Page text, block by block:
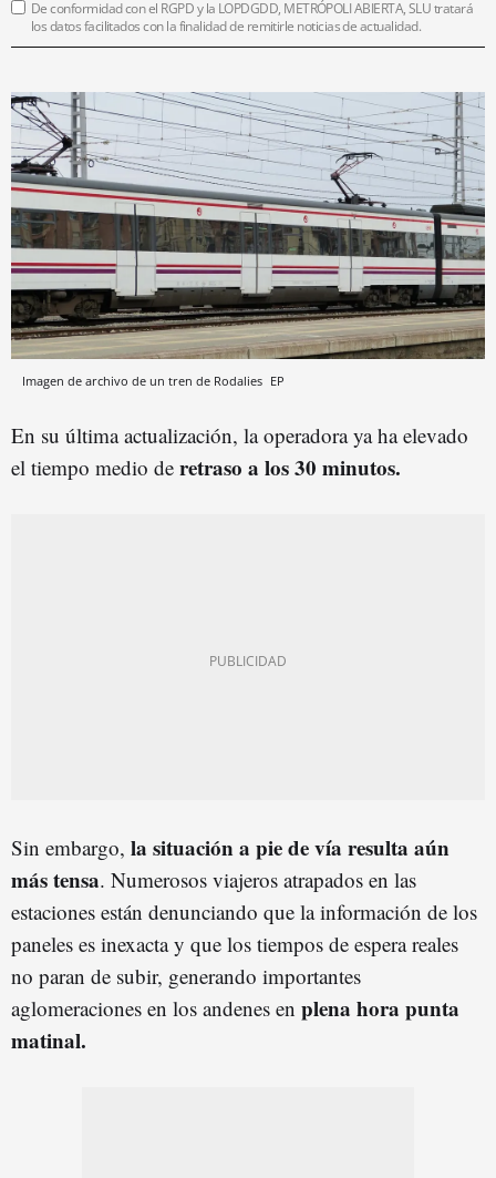
De conformidad con el RGPD y la LOPDGDD, METRÓPOLI ABIERTA, SLU tratará
los datos facilitados con la finalidad de remitirle noticias de actualidad.
Imagen de archivo de un tren de Rodalies EP
En su última actualización, la operadora ya ha elevado
el tiempo medio de retraso a los 30 minutos.
Sin embargo, la situación a pie de vía resulta aún
más tensa. Numerosos viajeros atrapados en las
estaciones están denunciando que la información de los
paneles es inexacta y que los tiempos de espera reales
no paran de subir, generando importantes
aglomeraciones en los andenes en plena hora punta
matinal.